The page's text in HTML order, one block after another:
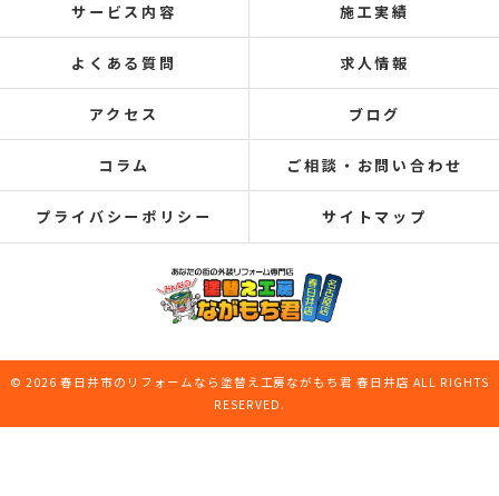
サービス内容 施工実績
よくある質問 求人情報
アクセス ブログ
コラム ご相談・お問い合わせ
プライバシーポリシー サイトマップ
© 2026 春日井市のリフォームなら塗替え工房ながもち君 春日井店 ALL RIGHTS
RESERVED.